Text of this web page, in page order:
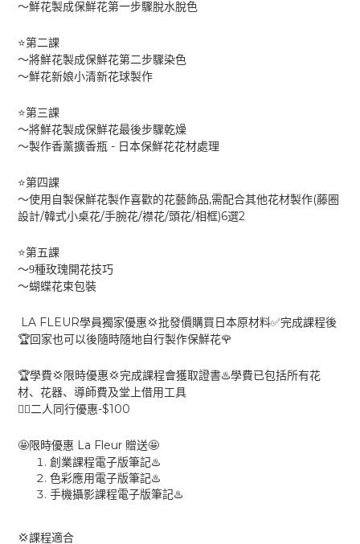
～鮮花製成保鮮花第一步驟脫水脫色
⭐️第二課
～將鮮花製成保鮮花第二步驟染色
～鮮花新娘小清新花球製作
⭐️第三課
～將鮮花製成保鮮花最後步驟乾燥
～製作香薰擴香瓶 - 日本保鮮花花材處理
⭐️第四課
～使用自製保鮮花製作喜歡的花藝飾品,需配合其他花材製作(藤圈
設計/韓式小桌花/手腕花/襟花/頭花/相框)6選2
⭐️第五課
～9種玫瑰開花技巧
～蝴蝶花束包裝
LA FLEUR學員獨家優惠💢批發價購買日本原材料✅完成課程後
🏆 回家也可以後隨時隨地自行製作保鮮花🌹
🏆學費💢 限時優惠💢完成課程會獲取證書♨️學費已包括所有花
材、花器、導師費及堂上借用工具
👯‍♀️二人同行優惠-$100
🤩 限時優惠 La Fleur 贈送🤩
創業課程電子版筆記♨️
色彩應用電子版筆記♨️
手機攝影課程電子版筆記♨️
💢課程適合